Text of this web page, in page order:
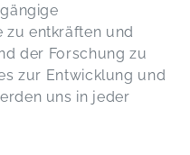
zu entkräften und
der Forschung zu
zur Entwicklung und
uns in jeder